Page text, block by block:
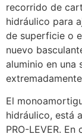
recorrido de
hidráulico para
de superficie o
nuevo
aluminio en una
El
hidráulico, está
PRO-LEVER.